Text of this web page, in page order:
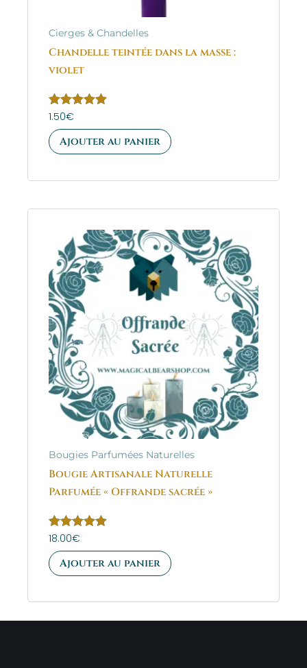
Cierges & Chandelles
Chandelle teintée dans la masse :
violet
Note
sur 5
1.50€
Ajouter au panier
Bougies Parfumées Naturelles
Bougie Artisanale Naturelle
Parfumée « Offrande sacrée »
Note
sur 5
18.00€
Ajouter au panier